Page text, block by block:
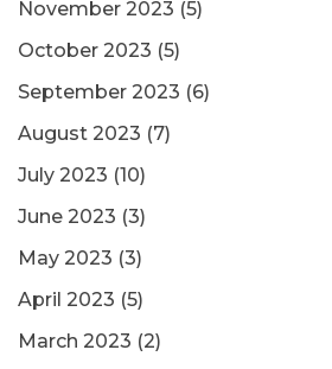
November 2023 (5)
October 2023 (5)
September 2023 (6)
August 2023 (7)
July 2023 (10)
June 2023 (3)
May 2023 (3)
April 2023 (5)
March 2023 (2)